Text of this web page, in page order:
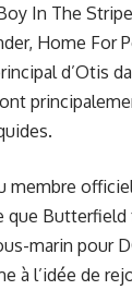
In The
Home For
d’Otis
membre
que
marin pour
à l’idée de